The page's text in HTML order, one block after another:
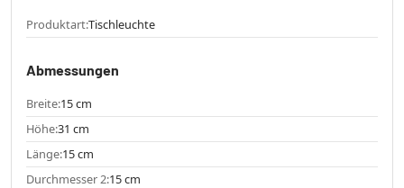
Produktart:Tischleuchte
Abmessungen
Breite:15 cm
Höhe:31 cm
Länge:15 cm
Durchmesser 2:15 cm